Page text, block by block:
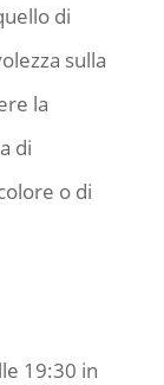
di
sulla
la
di
o di
19:30 in